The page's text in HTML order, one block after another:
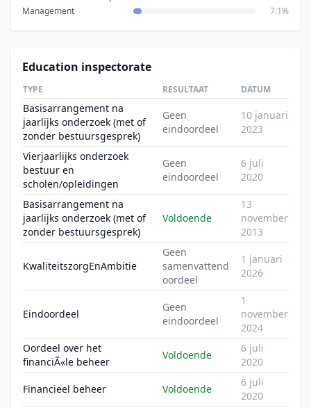
Management
7.1%
Education inspectorate
TYPE RESULTAAT DATUM
Basisarrangement na
jaarlijks onderzoek (met of
zonder bestuursgesprek)
Geen
eindoordeel
10 januari
2023
Vierjaarlijks onderzoek
bestuur en
scholen/opleidingen
Geen
eindoordeel
6 juli
2020
Basisarrangement na
jaarlijks onderzoek (met of
zonder bestuursgesprek)
Voldoende
13
november
2013
KwaliteitszorgEnAmbitie
Geen
samenvattend
oordeel
1 januari
2026
Eindoordeel
Geen
eindoordeel
1
november
2024
Oordeel over het
financiÃ«le beheer
Voldoende
6 juli
2020
Financieel beheer Voldoende
6 juli
2020